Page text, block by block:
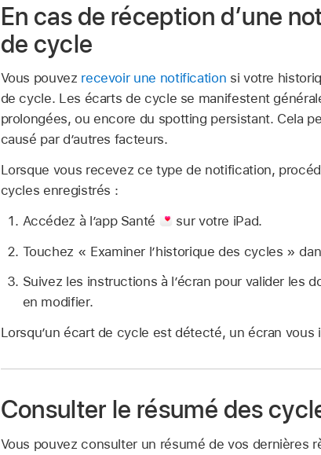
En cas de réception d’une
de cycle
Vous pouvez recevoir une notification si votre
de cycle. Les écarts de cycle se manifestent
prolongées, ou encore du spotting persistant. Cela
causé par d’autres facteurs.
Lorsque vous recevez ce type de notification,
cycles enregistrés :
Accédez à l’app Santé
sur votre iPad.
Touchez « Examiner l’historique des cycles »
Suivez les instructions à l’écran pour valider les
en modifier.
Lorsqu’un écart de cycle est détecté, un écran vous
Consulter le résumé des
Vous pouvez consulter un résumé de vos dernières